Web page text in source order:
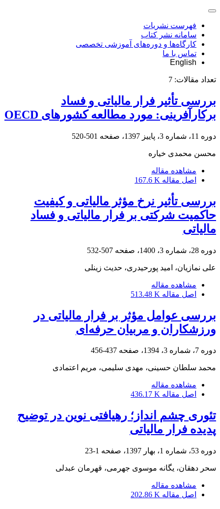
فهرست نشریات
سامانه نشر کتاب
کارگاه‌ها و دوره‌های آموزشی تخصصی
تماس با ما
English
تعداد مقالات: 7
بررسی تأثیر فرار مالیاتی و فساد
برکارآفرینی: مورد مطالعه کشورهای OECD
دوره 11، شماره 3، پاییز 1397، صفحه 501-520
محسن محمدی خیاره
مشاهده مقاله
اصل مقاله 167.6 K
بررسی تأثیر نرخ مؤثر مالیاتی و کیفیت
حاکمیت شرکتی بر فرار مالیاتی و فساد
مالیاتی
دوره 28، شماره 3، 1400، صفحه 507-532
علی نمازیان، امید پورحیدری، حدیث زینلی
مشاهده مقاله
اصل مقاله 513.48 K
بررسی عوامل مؤثر بر فرار مالیاتی در
ورزشکاران و مربیان حرفه‌ای
دوره 7، شماره 3، 1394، صفحه 437-456
محمد سلطان حسینی، مهدی سلیمی، مریم اعتمادی
مشاهده مقاله
اصل مقاله 436.17 K
تئوری چشم انداز؛ رهیافتی نوین در توضیح
پدیده فرار مالیاتی
دوره 53، شماره 1، بهار 1397، صفحه 1-23
سحر دهقان، یگانه موسوی جهرمی، قهرمان عبدلی
مشاهده مقاله
اصل مقاله 202.86 K